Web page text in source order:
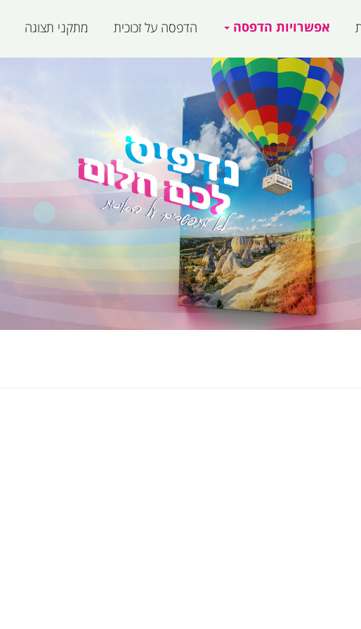
אפשרויות הדפסה הדפסה על זכוכית מתקני תצוגה